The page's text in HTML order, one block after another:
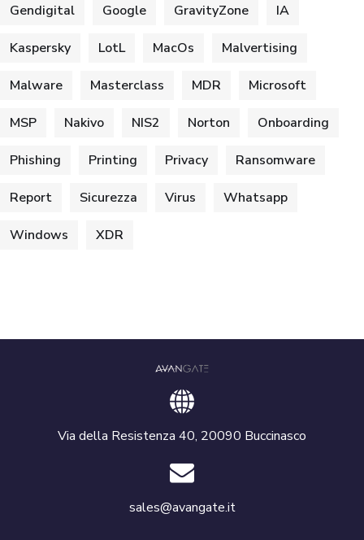
Gendigital Google GravityZone IA
Kaspersky LotL MacOs Malvertising
Malware Masterclass MDR Microsoft
MSP Nakivo NIS2 Norton Onboarding
Phishing Printing Privacy Ransomware
Report Sicurezza Virus Whatsapp
Windows XDR
Via della Resistenza 40, 20090 Buccinasco
sales@avangate.it